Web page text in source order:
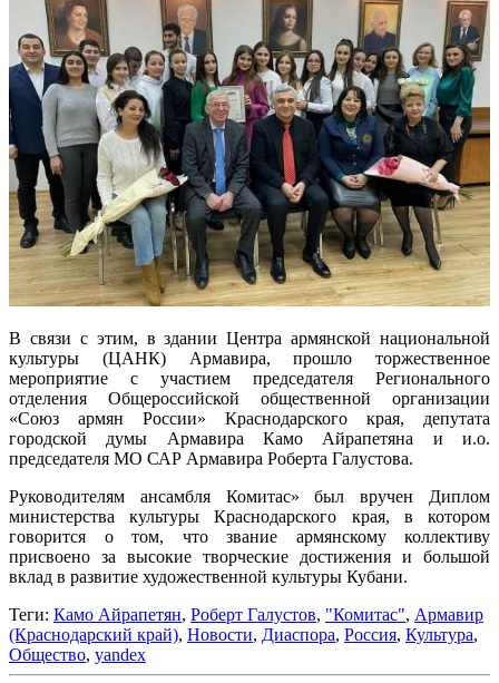
В связи с этим, в здании Центра армянской национальной
культуры (ЦАНК) Армавира, прошло торжественное
мероприятие с участием председателя Регионального
отделения Общероссийской общественной организации
«Союз армян России» Краснодарского края, депутата
городской думы Армавира Камо Айрапетяна и и.о.
председателя МО САР Армавира Роберта Галустова.
Руководителям ансамбля Комитас» был вручен Диплом
министерства культуры Краснодарского края, в котором
говорится о том, что звание армянскому коллективу
присвоено за высокие творческие достижения и большой
вклад в развитие художественной культуры Кубани.
Теги: Камо Айрапетян, Роберт Галустов, "Комитас", Армавир
(Краснодарский край), Новости, Диаспора, Россия, Культура,
Общество, yandex